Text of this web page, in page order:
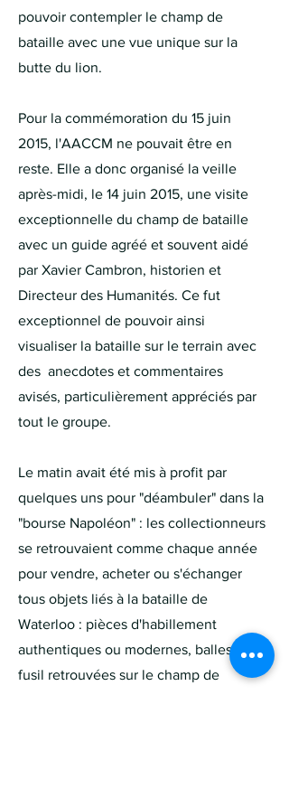
pouvoir contempler le champ de
bataille avec une vue unique sur la
butte du lion.
Pour la commémoration du 15 juin
2015, l'AACCM ne pouvait être en
reste. Elle a donc organisé la veille
après-midi, le 14 juin 2015, une visite
exceptionnelle du champ de bataille
avec un guide agréé et souvent aidé
par Xavier Cambron, historien et
Directeur des Humanités. Ce fut
exceptionnel de pouvoir ainsi
visualiser la bataille sur le terrain avec
des anecdotes et commentaires
avisés, particulièrement appréciés par
tout le groupe.
Le matin avait été mis à profit par
quelques uns pour "déambuler" dans la
"bourse Napoléon" : les collectionneurs
se retrouvaient comme chaque année
pour vendre, acheter ou s'échanger
tous objets liés à la bataille de
Waterloo : pièces d'habillement
authentiques ou modernes, balles de
fusil retrouvées sur le champ de